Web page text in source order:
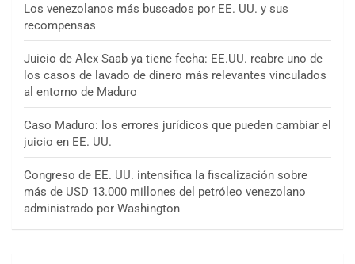
Los venezolanos más buscados por EE. UU. y sus
recompensas
Juicio de Alex Saab ya tiene fecha: EE.UU. reabre uno de
los casos de lavado de dinero más relevantes vinculados
al entorno de Maduro
Caso Maduro: los errores jurídicos que pueden cambiar el
juicio en EE. UU.
Congreso de EE. UU. intensifica la fiscalización sobre
más de USD 13.000 millones del petróleo venezolano
administrado por Washington